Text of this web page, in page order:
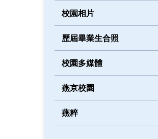
校園相片
歷屆畢業生合照
校園多媒體
燕京校園
燕粹